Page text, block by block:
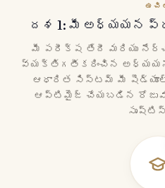
దశ 1: మీ అధ్యయన
మీ పరీక్ష తేదీ మరియు
వ్యక్తిగతీకరించిన అధ్యయన
ఆధారిత సిస్టమ్ మీ
ఆప్టిమైజ్ చేయబడిన